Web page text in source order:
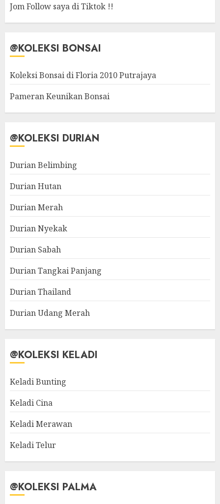
Jom Follow saya di Tiktok !!
@KOLEKSI BONSAI
Koleksi Bonsai di Floria 2010 Putrajaya
Pameran Keunikan Bonsai
@KOLEKSI DURIAN
Durian Belimbing
Durian Hutan
Durian Merah
Durian Nyekak
Durian Sabah
Durian Tangkai Panjang
Durian Thailand
Durian Udang Merah
@KOLEKSI KELADI
Keladi Bunting
Keladi Cina
Keladi Merawan
Keladi Telur
@KOLEKSI PALMA